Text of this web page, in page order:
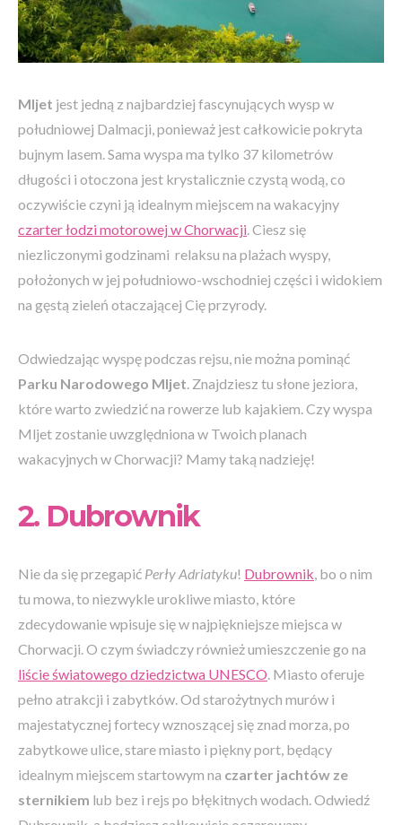
Mljet jest jedną z najbardziej fascynujących wysp w
południowej Dalmacji, ponieważ jest całkowicie pokryta
bujnym lasem. Sama wyspa ma tylko 37 kilometrów
długości i otoczona jest krystalicznie czystą wodą, co
oczywiście czyni ją idealnym miejscem na wakacyjny
czarter łodzi motorowej w Chorwacji. Ciesz się
niezliczonymi godzinami relaksu na plażach wyspy,
położonych w jej południowo-wschodniej części i widokiem
na gęstą zieleń otaczającej Cię przyrody.
Odwiedzając wyspę podczas rejsu, nie można pominąć
Parku Narodowego Mljet. Znajdziesz tu słone jeziora,
które warto zwiedzić na rowerze lub kajakiem. Czy wyspa
Mljet zostanie uwzględniona w Twoich planach
wakacyjnych w Chorwacji? Mamy taką nadzieję!
2. Dubrownik
Nie da się przegapić Perły Adriatyku! Dubrownik, bo o nim
tu mowa, to niezwykle urokliwe miasto, które
zdecydowanie wpisuje się w najpiękniejsze miejsca w
Chorwacji. O czym świadczy również umieszczenie go na
liście światowego dziedzictwa UNESCO. Miasto oferuje
pełno atrakcji i zabytków. Od starożytnych murów i
majestatycznej fortecy wznoszącej się znad morza, po
zabytkowe ulice, stare miasto i piękny port, będący
idealnym miejscem startowym na czarter jachtów ze
sternikiem lub bez i rejs po błękitnych wodach. Odwiedź